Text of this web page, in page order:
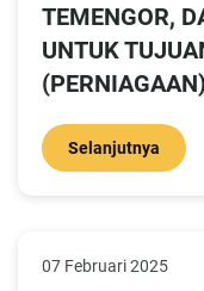
TEMENGOR,
UNTUK
(PERNIAGAAN)
Selanjutnya
07 Februari 2025